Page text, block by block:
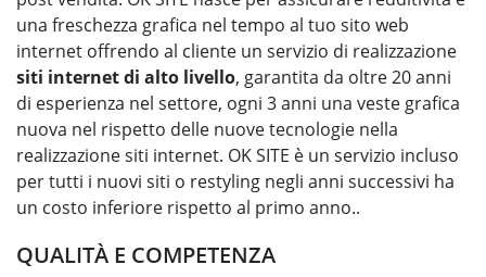
una freschezza grafica nel tempo al tuo sito web
internet offrendo al cliente un servizio di realizzazione
siti internet di alto livello, garantita da oltre 20 anni
di esperienza nel settore, ogni 3 anni una veste grafica
nuova nel rispetto delle nuove tecnologie nella
realizzazione siti internet. OK SITE è un servizio incluso
per tutti i nuovi siti o restyling negli anni successivi ha
un costo inferiore rispetto al primo anno..
QUALITÀ E COMPETENZA